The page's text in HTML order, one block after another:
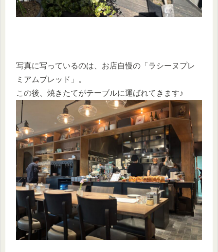
写真に写っているのは、お店自慢の「ラシーヌプレ
ミアムブレッド」。
この後、焼きたてがテーブルに運ばれてきます♪